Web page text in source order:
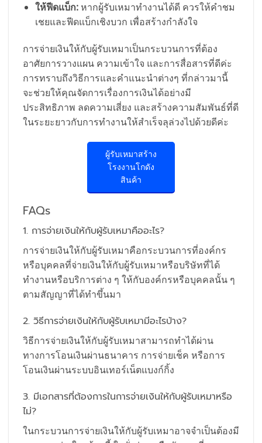
ให้ฟีดแบ็ก:หากผู้รับเหมาทำงานได้ดี ควรให้คำชม
เชยและฟีดแบ็กเชิงบวก เพื่อสร้างกำลังใจ
การจ่ายเงินให้กับผู้รับเหมาเป็นกระบวนการที่ต้อง
อาศัยการวางแผน ความเข้าใจ และการสื่อสารที่ดีค่ะ
การทราบถึงวิธีการและคำแนะนำต่างๆ ที่กล่าวมานี้
จะช่วยให้คุณจัดการเรื่องการเงินได้อย่างมี
ประสิทธิภาพ ลดความเสี่ยง และสร้างความสัมพันธ์ที่ดี
ในระยะยาวกับการทำงานให้สำเร็จลุล่วงไปด้วยดีค่ะ
ผู้รับเหมาสร้าง
โรงงานโกดัง
สินค้า
FAQs
1. การจ่ายเงินให้กับผู้รับเหมาคืออะไร?
การจ่ายเงินให้กับผู้รับเหมาคือกระบวนการที่องค์กร
หรือบุคคลที่จ่ายเงินให้กับผู้รับเหมาหรือบริษัทที่ได้
ทำงานหรือบริการต่าง ๆ ให้กับองค์กรหรือบุคคลนั้น ๆ
ตามสัญญาที่ได้ทำขึ้นมา
2. วิธีการจ่ายเงินให้กับผู้รับเหมามีอะไรบ้าง?
วิธีการจ่ายเงินให้กับผู้รับเหมาสามารถทำได้ผ่าน
ทางการโอนเงินผ่านธนาคาร การจ่ายเช็ค หรือการ
โอนเงินผ่านระบบอินเทอร์เน็ตแบงก์กิ้ง
3. มีเอกสารที่ต้องการในการจ่ายเงินให้กับผู้รับเหมาหรือ
ไม่?
ในกระบวนการจ่ายเงินให้กับผู้รับเหมาอาจจำเป็นต้องมี